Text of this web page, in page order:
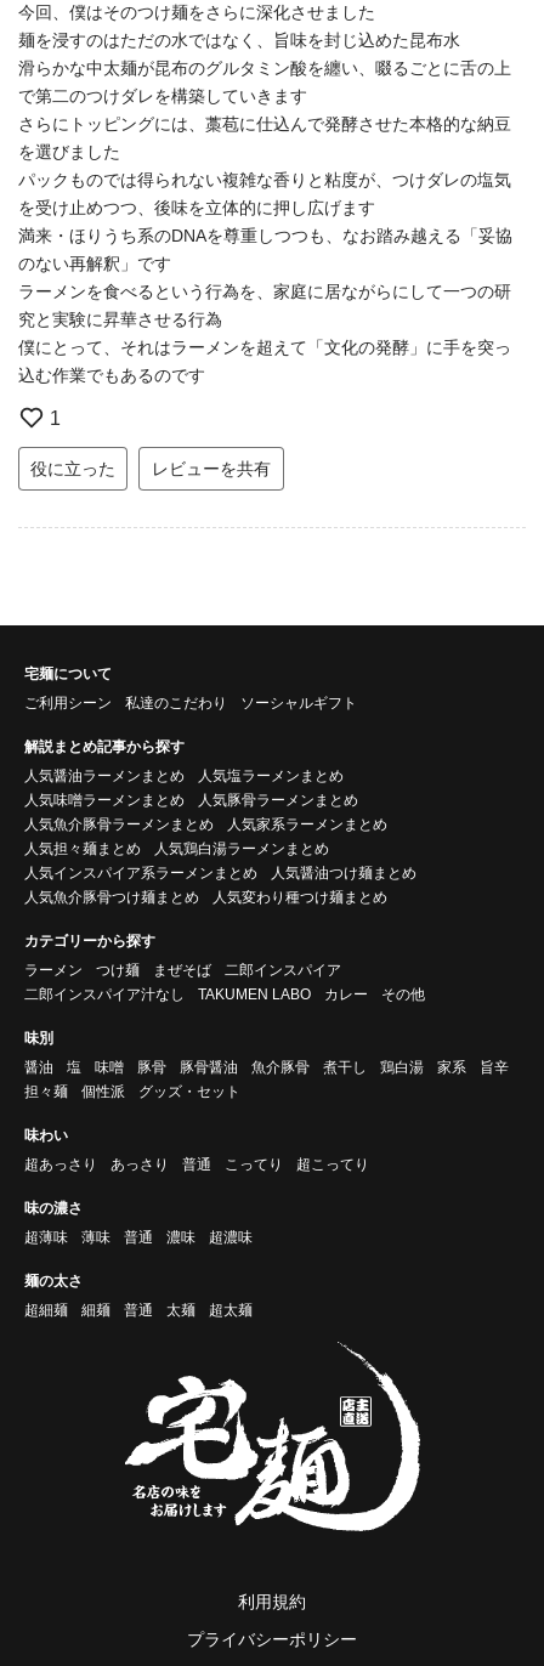
今回、僕はそのつけ麺をさらに深化させました
麺を浸すのはただの水ではなく、旨味を封じ込めた昆布水
滑らかな中太麺が昆布のグルタミン酸を纏い、啜るごとに舌の上
で第二のつけダレを構築していきます
さらにトッピングには、藁苞に仕込んで発酵させた本格的な納豆
を選びました
パックものでは得られない複雑な香りと粘度が、つけダレの塩気
を受け止めつつ、後味を立体的に押し広げます
満来・ほりうち系のDNAを尊重しつつも、なお踏み越える「妥協
のない再解釈」です
ラーメンを食べるという行為を、家庭に居ながらにして一つの研
究と実験に昇華させる行為
僕にとって、それはラーメンを超えて「文化の発酵」に手を突っ
込む作業でもあるのです
1
役に立った レビューを共有
宅麺について
ご利用シーン
私達のこだわり ソーシャルギフト
解説まとめ記事から探す
人気醤油ラーメンまとめ
人気塩ラーメンまとめ
人気味噌ラーメンまとめ
人気豚骨ラーメンまとめ
人気魚介豚骨ラーメンまとめ
人気家系ラーメンまとめ
人気担々麺まとめ
人気鶏白湯ラーメンまとめ
人気インスパイア系ラーメンまとめ
人気醤油つけ麺まとめ
人気魚介豚骨つけ麺まとめ
人気変わり種つけ麺まとめ
カテゴリーから探す
ラーメン
つけ麺 まぜそば
二郎インスパイア
二郎インスパイア汁なし
TAKUMEN LABO カレー その他
味別
醤油
塩 味噌 豚骨 豚骨醤油 魚介豚骨 煮干し 鶏白湯 家系
旨辛
担々麺
個性派 グッズ・セット
味わい
超あっさり
あっさり 普通 こってり 超こってり
味の濃さ
超薄味
薄味 普通 濃味 超濃味
麺の太さ
超細麺
細麺 普通 太麺 超太麺
利用規約
プライバシーポリシー